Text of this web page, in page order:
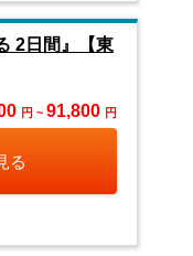
2日間』【東
円 ~ 91,800 円
る